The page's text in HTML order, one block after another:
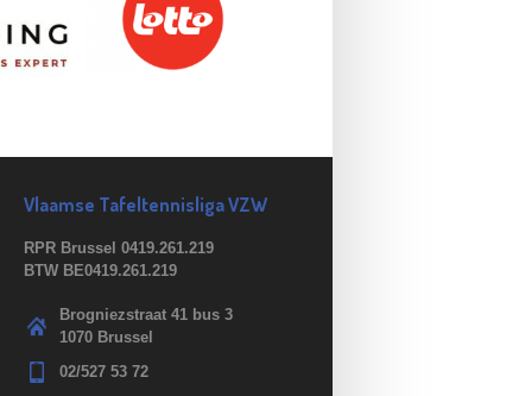
Vlaamse Tafeltennisliga VZW
RPR Brussel 0419.261.219
BTW BE0419.261.219
Brogniezstraat 41 bus 3
1070 Brussel
02/527 53 72